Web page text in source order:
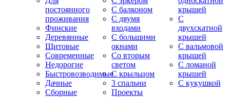
постоянного
проживания
Финские
Деревянные
Щитовые
Современные
Недорогие
Быстровозводимые
Дачные
Сборные
С балконом
С двумя
входами
С большими
окнами
Со вторым
светом
С крыльцом
3 спальни
Проекты
крышей
С
двухскатной
крышей
С вальмовой
крышей
С ломаной
крышей
С кукушкой